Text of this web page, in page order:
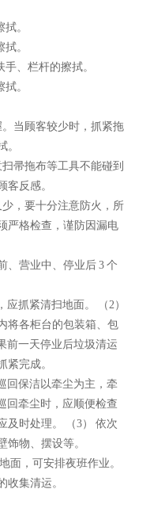
。
。
、栏杆的擦拭。
。
当顾客较少时，抓紧拖
。
帚拖布等工具不能碰到
客反感。
，要十分注意防火，所
严格检查，谨防因漏电
、营业中、停业后 3 个
抓紧清扫地面。 （2）
将各柜台的包装箱、包
前一天停业后垃圾清运
紧完成。
回保洁以牵尘为主，牵
回牵尘时，应顺便检查
及时处理。 （3） 依次
饰物、摆设等。
面，可安排夜班作业。
收集清运。